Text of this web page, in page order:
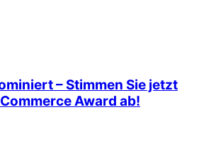
– Stimmen Sie jetzt
Award ab!